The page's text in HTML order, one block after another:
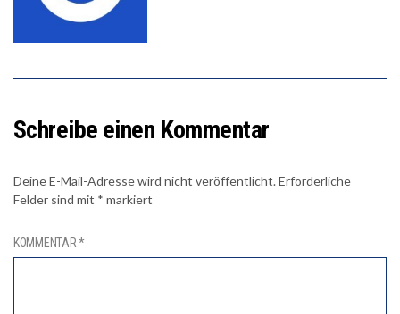
Schreibe einen Kommentar
Deine E-Mail-Adresse wird nicht veröffentlicht.Erforderliche
Felder sind mit * markiert
KOMMENTAR*